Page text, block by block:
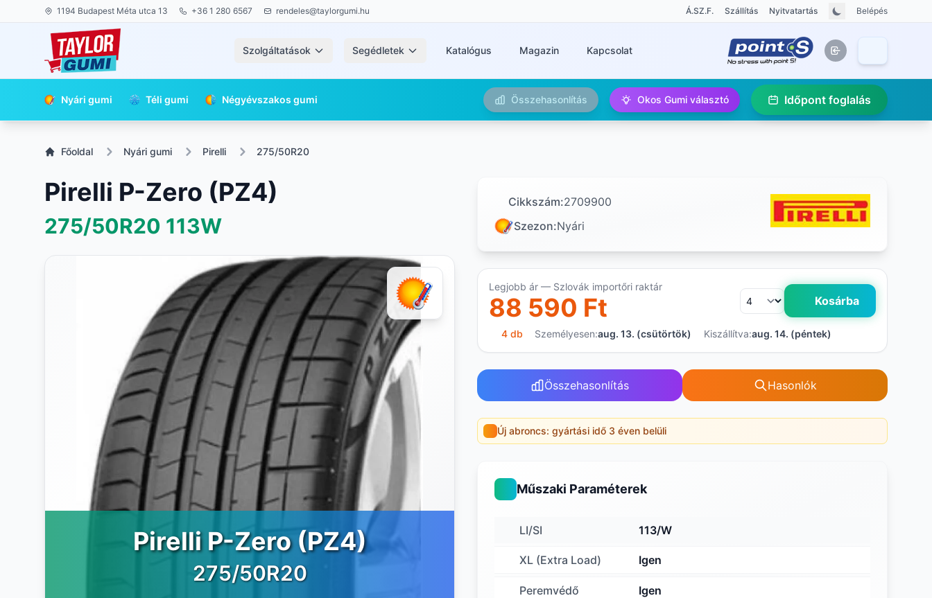
1194 Budapest Méta utca 13 +36 1 280 6567 rendeles@taylorgumi.hu Á.SZ.F. Szállítás Nyitvatartás Belépés
Szolgáltatások Segédletek Katalógus Magazin Kapcsolat
Nyári gumi Téli gumi Négyévszakos gumi Összehasonlítás Okos Gumi választó Időpont foglalás
Főoldal Nyári gumi Pirelli 275/50R20
Pirelli P-Zero (PZ4)
275/50R20 113W
Pirelli P-Zero (PZ4)
275/50R20
Cikkszám:2709900
Szezon:Nyári
Legjobb ár — Szlovák importőri raktár
88 590 Ft Kosárba
4 db Személyesen:aug. 13. (csütörtök) Kiszállítva:aug. 14. (péntek)
Összehasonlítás Hasonlók
Új abroncs: gyártási idő 3 éven belüli
Műszaki Paraméterek
LI/SI 113/W
XL (Extra Load) Igen
Peremvédő Igen